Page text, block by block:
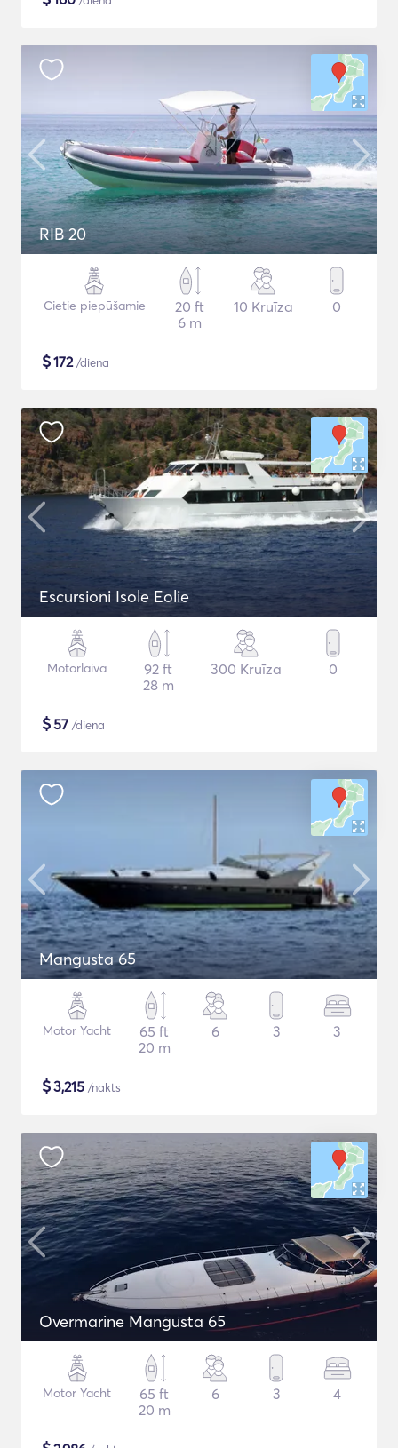
RIB 20
Cietie piepūšamie
20 ft
6 m
10 Kruīza 0
$172/diena
Escursioni Isole Eolie
Motorlaiva
92 ft
28 m
300 Kruīza 0
$57 /diena
Mangusta 65
Motor Yacht
65 ft
20 m
6 3 3
$3,215 /nakts
Overmarine Mangusta 65
Motor Yacht
65 ft
20 m
6 3 4